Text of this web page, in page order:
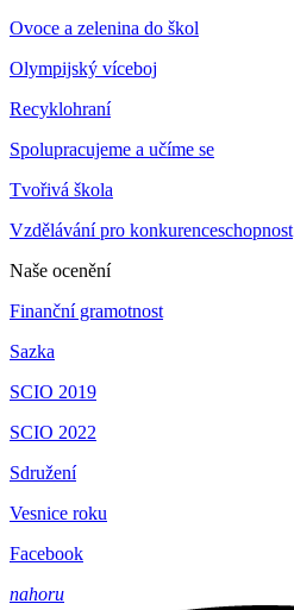
Ovoce a zelenina do škol
Olympijský víceboj
Recyklohraní
Spolupracujeme a učíme se
Tvořivá škola
Vzdělávání pro konkurenceschopnost
Naše ocenění
Finanční gramotnost
Sazka
SCIO 2019
SCIO 2022
Sdružení
Vesnice roku
Facebook
nahoru